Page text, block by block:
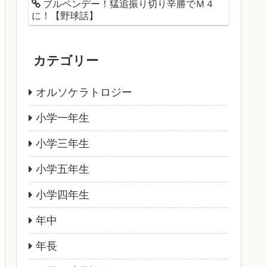
ブルペンデー！猛追振り切り辛勝でＭ４
に！【野球話】
カテゴリー
オルソケラトロジー
小学一年生
小学三年生
小学五年生
小学四年生
年中
年長